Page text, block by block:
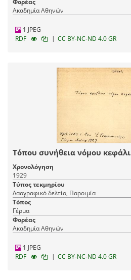
Φορέας
Ακαδημία Αθηνών
1 JPEG
RDF
| CC BY-NC-ND 4.0 GR
Τόπου συνήθεια νόμου κεφάλι
Χρονολόγηση
1929
Τύπος τεκμηρίου
Λαογραφικό δελτίο, Παροιμία
Τόπος
Γέρμα
Φορέας
Ακαδημία Αθηνών
1 JPEG
RDF
| CC BY-NC-ND 4.0 GR